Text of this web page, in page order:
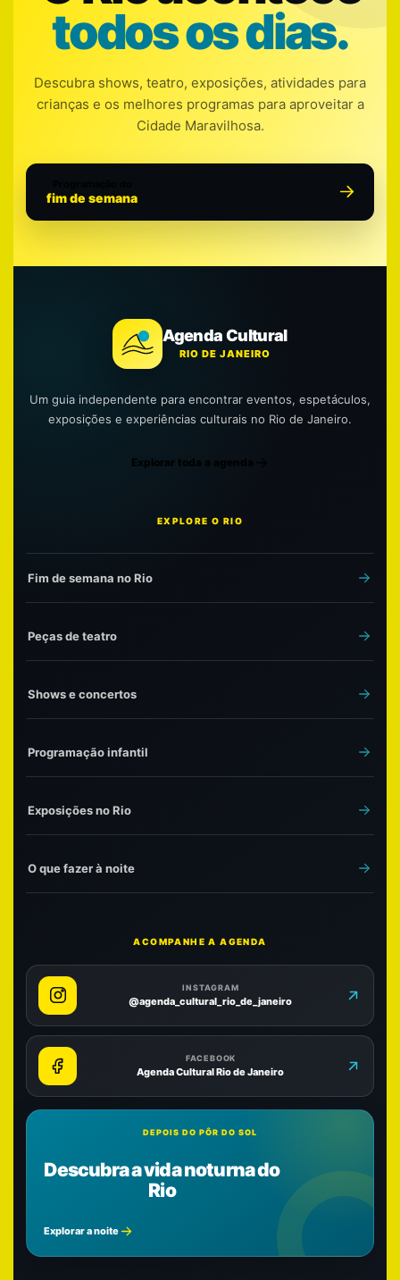
todos os dias.
Descubra shows, teatro, exposições, atividades para
crianças e os melhores programas para aproveitar a
Cidade Maravilhosa.
fim de semana
Agenda Cultural
RIO DE JANEIRO
Um guia independente para encontrar eventos, espetáculos,
exposições e experiências culturais no Rio de Janeiro.
Explorar toda a agenda
EXPLORE O RIO
Fim de semana no Rio
Peças de teatro
Shows e concertos
Programação infantil
Exposições no Rio
O que fazer à noite
ACOMPANHE A AGENDA
INSTAGRAM
@agenda_cultural_rio_de_janeiro
FACEBOOK
Agenda Cultural Rio de Janeiro
DEPOIS DO PÔR DO SOL
Descubra a vida noturna do
Rio
Explorar a noite